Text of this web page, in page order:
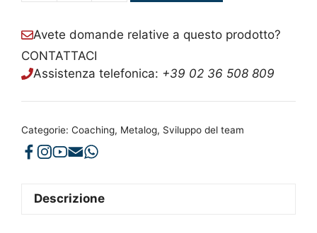
quantità
Avete domande relative a questo prodotto?
CONTATTACI
Assistenza telefonica: +39 02 36 508 809
Categorie: Coaching, Metalog, Sviluppo del team
Descrizione